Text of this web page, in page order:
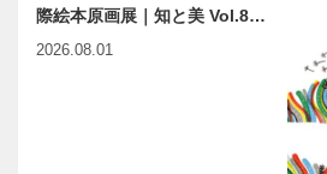
際絵本原画展｜知と美 Vol.8…
2026.08.01